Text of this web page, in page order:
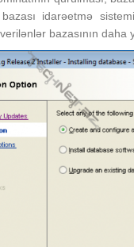
idarəetmə
bazasının